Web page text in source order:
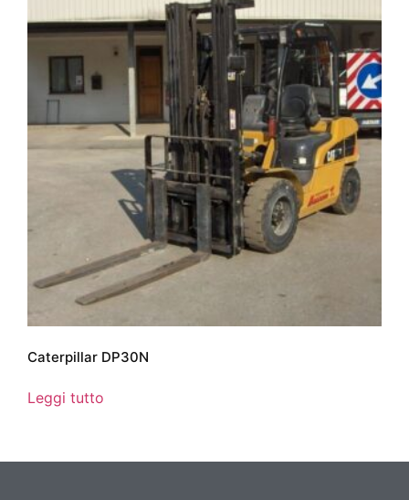
Caterpillar DP30N
Leggi tutto